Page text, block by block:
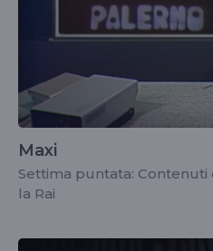
Maxi
Settima puntata: Contenuti
la Rai